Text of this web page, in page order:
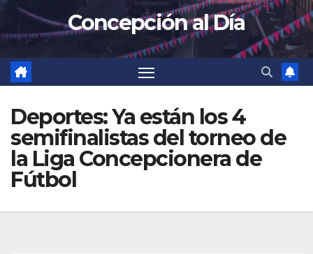
Concepción al Día
Deportes: Ya están los 4
semifinalistas del torneo de
la Liga Concepcionera de
Fútbol